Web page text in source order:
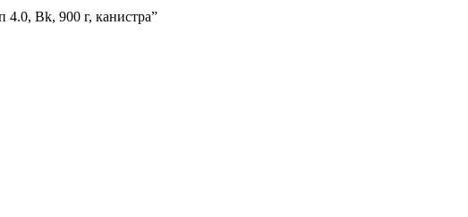
канистра
Bk, 900 г, канистра”